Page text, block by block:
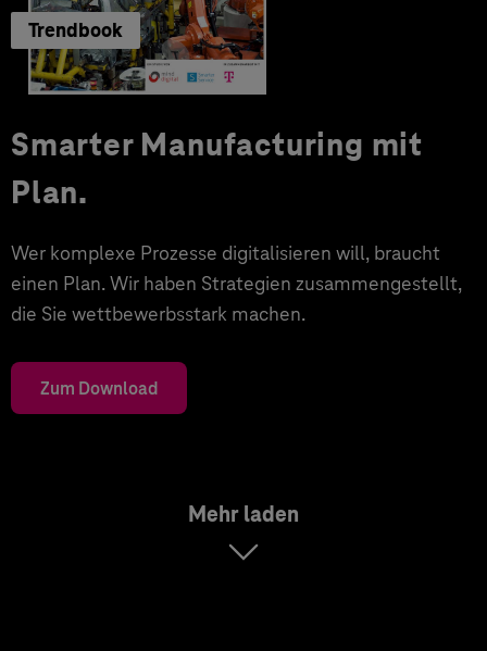
Trendbook
Smarter Manufacturing mit
Plan.
Wer komplexe Prozesse digitalisieren will, braucht
einen Plan. Wir haben Strategien zusammengestellt,
die Sie wettbewerbsstark machen.
Zum Download
Mehr laden